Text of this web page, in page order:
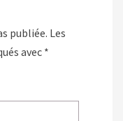
publiée. Les
avec *